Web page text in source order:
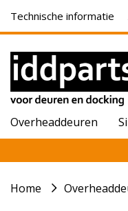
Technische informatie
Overheaddeuren
Home